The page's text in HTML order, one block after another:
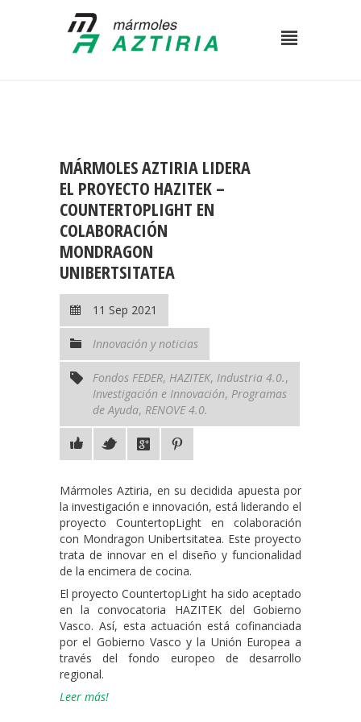
MÁRMOLES AZTIRIA LIDERA
EL PROYECTO HAZITEK –
COUNTERTOPLIGHT EN
COLABORACIÓN
MONDRAGON
UNIBERTSITATEA
11 Sep 2021
Innovación y noticias
Fondos FEDER, HAZITEK, Industria 4.0.,
Investigación e Innovación, Programas
de Ayuda, RENOVE 4.0.
Mármoles Aztiria, en su decidida apuesta por
la investigación e innovación, está liderando el
proyecto CountertopLight en colaboración
con Mondragon Unibertsitatea. Este proyecto
trata de innovar en el diseño y funcionalidad
de la encimera de cocina.
El proyecto CountertopLight ha sido aceptado
en la convocatoria HAZITEK del Gobierno
Vasco. Así, esta actuación está cofinanciada
por el Gobierno Vasco y la Unión Europea a
través del fondo europeo de desarrollo
regional.
Leer más!